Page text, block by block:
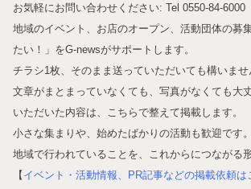
お気軽にお問い合わせください: Tel 0550-84-6000
地域のイベント、お店のオープン、活動団体の募
たい！」をG-newsがサポートします。
チラシ1枚、そのまま送っていただいても構いませ
文章がまとまっていなくても、写真がなくても大丈
いただいた内容は、こちらで整えて掲載します。
小さな集まりや、始めたばかりの活動も歓迎です。
地域で行われていることを、これからにつながる
【 イベント・活動情報、PR記事などの掲載依頼は